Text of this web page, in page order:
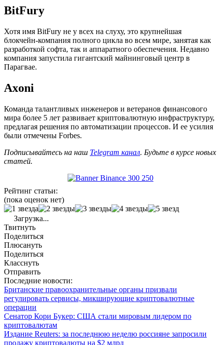
BitFury
Хотя имя BitFury не у всех на слуху, это крупнейшая
блокчейн-компания полного цикла во всем мире, занятая как
разработкой софта, так и аппаратного обеспечения. Недавно
компания запустила гигантский майнинговый центр в
Парагвае.
Axoni
Команда талантливых инженеров и ветеранов финансового
мира более 5 лет развивает криптовалютную инфраструктуру,
предлагая решения по автоматизации процессов. И ее усилия
были отмечены Forbes.
Подписывайтесь на наш Telegram канал. Будьте в курсе новых
статей.
Рейтинг статьи:
(пока оценок нет)
Загрузка...
Твитнуть
Поделиться
Плюсануть
Поделиться
Класснуть
Отправить
Последние новости:
Британские правоохранительные органы призвали
регулировать сервисы, микширующие криптовалютные
операции
Сенатор Кори Букер: США стали мировым лидером по
криптовалютам
Издание Reuters: за последнюю неделю россияне запросили
продажу криптовалюты на $2 млрд